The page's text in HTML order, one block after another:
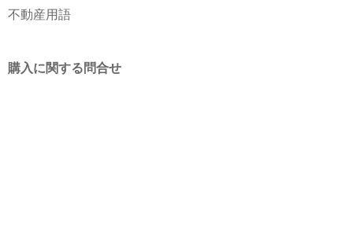
不動産用語
購入に関する問合せ